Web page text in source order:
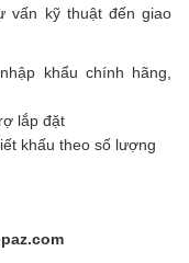
vấn kỹ thuật đến giao
khẩu chính hãng,
lắp đặt
khấu theo số lượng